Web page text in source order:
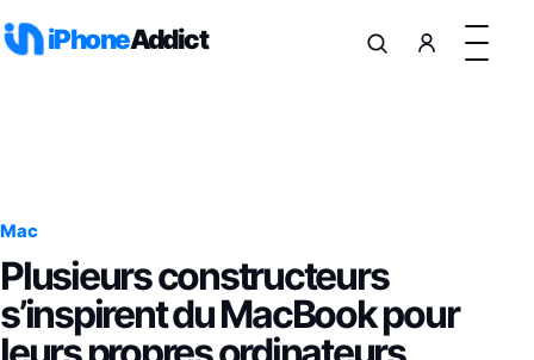
iPhoneAddict
Mac
Plusieurs constructeurs
s’inspirent du MacBook pour